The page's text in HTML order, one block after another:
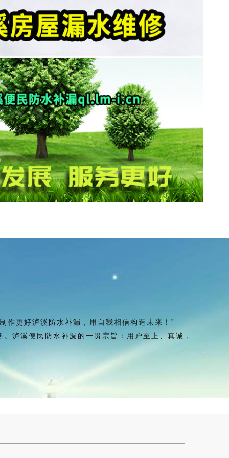
更好泸溪防水补漏，用自我相信构造未来！”
溪便民防水补漏的一贯宗旨：用户至上、真诚，